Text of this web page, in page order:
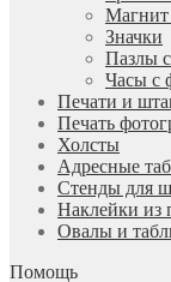
Магнит
Значки
Пазлы
Часы с
Печати и
Печать
Холсты
Адресные
Стенды для
Наклейки из
Овалы и
Помощь